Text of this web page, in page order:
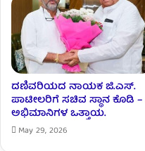
ದಣಿವರಿಯದ ನಾಯಕ ಜಿ.ಎಸ್.
ಪಾಟೀಲರಿಗೆ ಸಚಿವ ಸ್ಥಾನ ಕೊಡಿ –
ಅಭಿಮಾನಿಗಳ ಒತ್ತಾಯ.
May 29, 2026